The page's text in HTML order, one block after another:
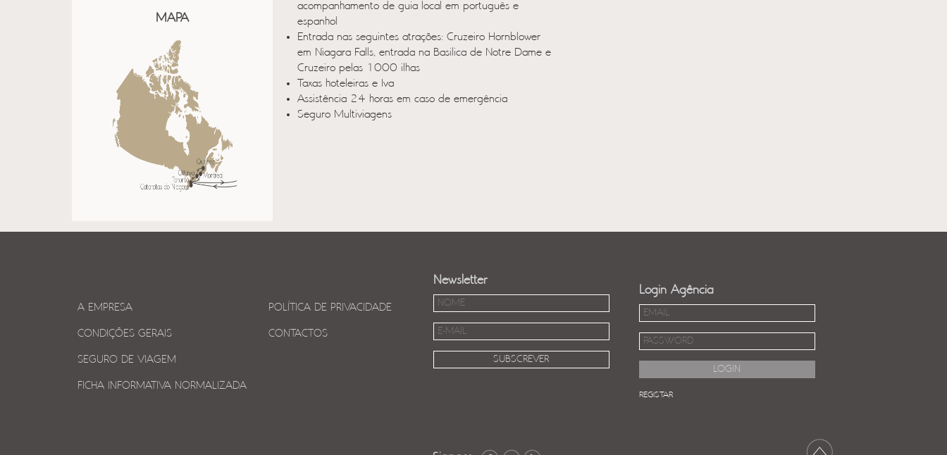
MAPA
acompanhamento de guia local em português e
espanhol
Entrada nas seguintes atrações: Cruzeiro Hornblower
em Niagara Falls, entrada na Basilica de Notre Dame e
Cruzeiro pelas 1000 ilhas
Taxas hoteleiras e Iva
Assistência 24 horas em caso de emergência
Seguro Multiviagens
A EMPRESA
CONDIÇÕES GERAIS
SEGURO DE VIAGEM
FICHA INFORMATIVA NORMALIZADA
POLÍTICA DE PRIVACIDADE
CONTACTOS
Newsletter
Login Agência
REGISTAR